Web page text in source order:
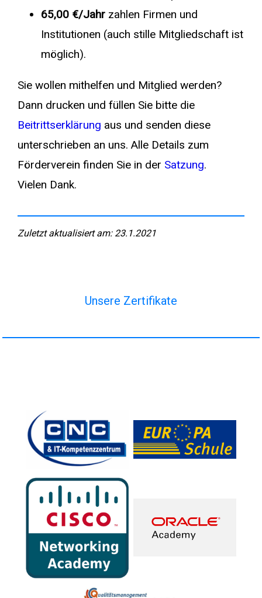
65,00 €/Jahr zahlen Firmen und
Institutionen (auch stille Mitgliedschaft ist
möglich).
Sie wollen mithelfen und Mitglied werden?
Dann drucken und füllen Sie bitte die
Beitrittserklärung aus und senden diese
unterschrieben an uns. Alle Details zum
Förderverein finden Sie in der Satzung.
Vielen Dank.
Zuletzt aktualisiert am: 23.1.2021
Unsere Zertifikate